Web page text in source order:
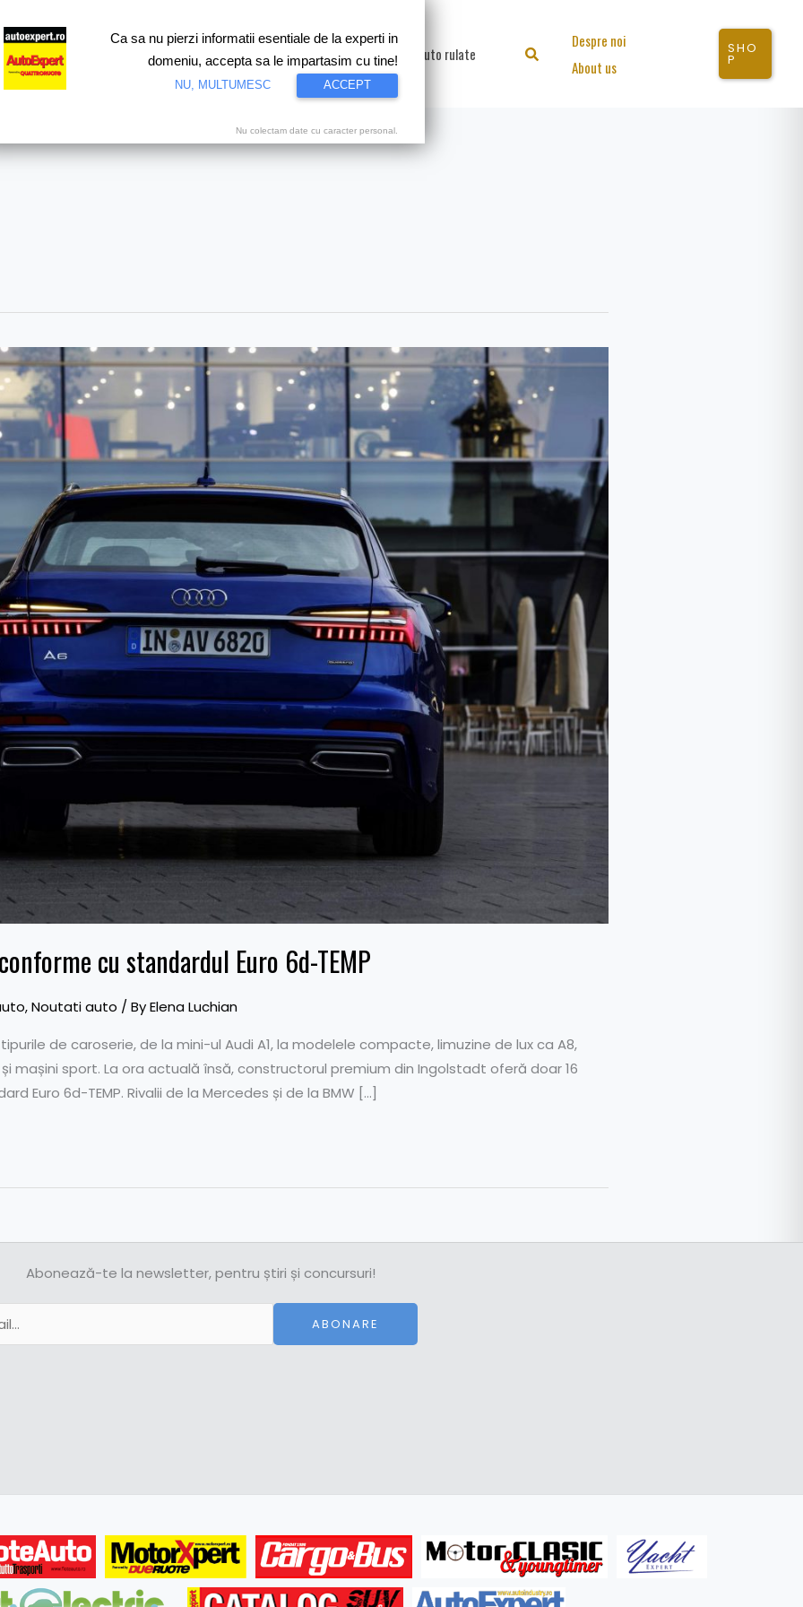
Test drive Motorsport Proiecte speciale Video Auto rulate Search
Despre noi
About us
SHO
P
cu standardul Euro 6d-TEMP
,Noutati auto / ByElena Luchian
de caroserie, de la mini-ul Audi A1, la modelele compacte, limuzine de lux ca A8,
mașini sport. La ora actuală însă, constructorul premium din Ingolstadt oferă doar 16
Euro 6d-TEMP. Rivalii de la Mercedes și de la BMW […]
Abonează-te la newsletter, pentru știri și concursuri!
ABONARE
Ca sa nu pierzi informatii esentiale de la experti in
domeniu, accepta sa le impartasim cu tine!
NU, MULTUMESC ACCEPT
Nu colectam date cu caracter personal.